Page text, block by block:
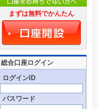
まずは無料でかんたん
総合口座ログイン
ログインID
パスワード